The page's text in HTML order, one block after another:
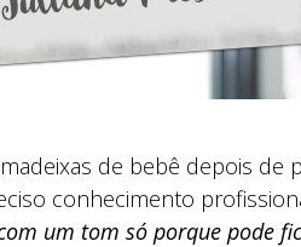
de bebê depois de
conhecimento
um tom só porque pode